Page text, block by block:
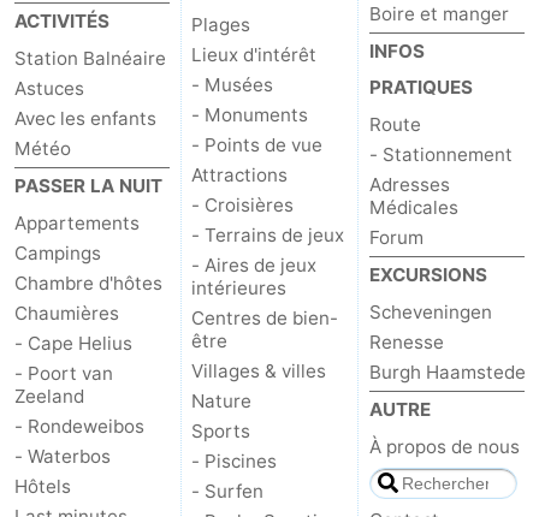
ACTIVITÉS
Station Balnéaire
Astuces
Avec les enfants
Météo
PASSER LA NUIT
Appartements
Campings
Chambre d'hôtes
Chaumières
- Cape Helius
- Poort van
Zeeland
- Rondeweibos
- Waterbos
Hôtels
Plages
Lieux d'intérêt
- Musées
- Monuments
- Points de vue
Attractions
- Croisières
- Terrains de jeux
- Aires de jeux
intérieures
Centres de bien-
être
Villages & villes
Nature
Sports
- Piscines
- Surfen
Boire et manger
INFOS
PRATIQUES
Route
- Stationnement
Adresses
Médicales
Forum
EXCURSIONS
Scheveningen
Renesse
Burgh Haamstede
AUTRE
À propos de nous